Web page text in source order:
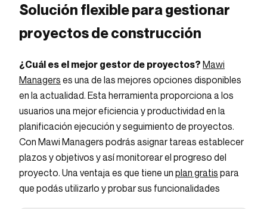
Solución flexible para gestionar
proyectos de construcción
¿Cuál es el mejor gestor de proyectos? Mawi
Managers es una de las mejores opciones disponibles
en la actualidad. Esta herramienta proporciona a los
usuarios una mejor eficiencia y productividad en la
planificación ejecución y seguimiento de proyectos.
Con Mawi Managers podrás asignar tareas establecer
plazos y objetivos y así monitorear el progreso del
proyecto. Una ventaja es que tiene un plan gratis para
que podás utilizarlo y probar sus funcionalidades